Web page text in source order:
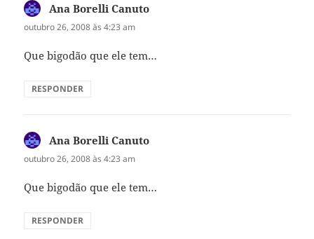
Ana Borelli Canuto
outubro 26, 2008 às 4:23 am
Que bigodão que ele tem…
RESPONDER
Ana Borelli Canuto
outubro 26, 2008 às 4:23 am
Que bigodão que ele tem…
RESPONDER